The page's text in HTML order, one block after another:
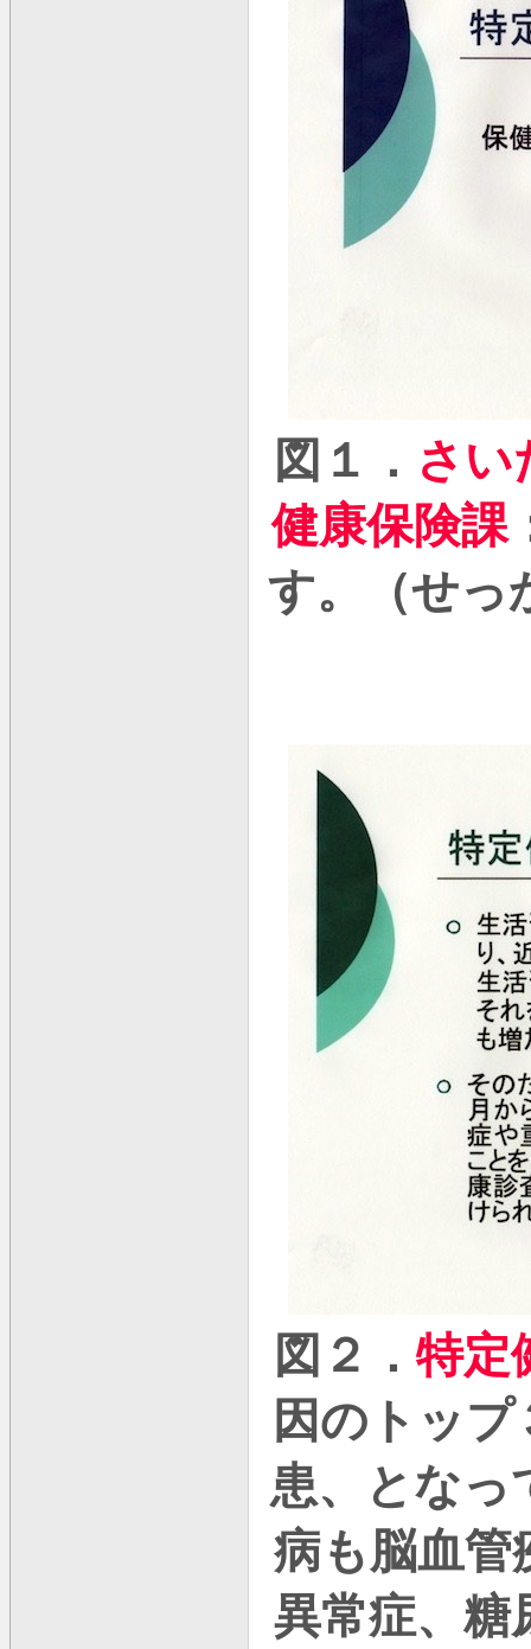
図１． さい
健康保険課
す。（せっ
図２． 特定
因のトッ
患、となっ
病も脳血管
異常症、糖